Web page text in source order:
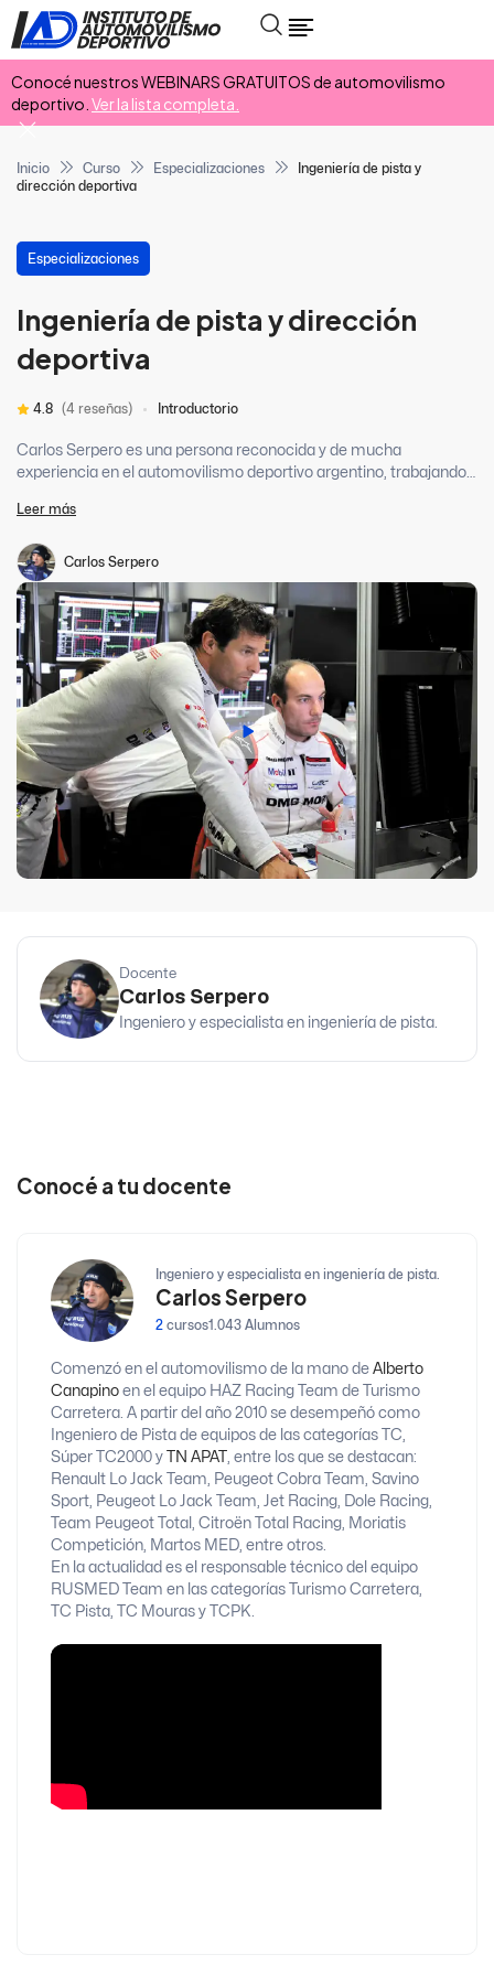
Conocé nuestros WEBINARS GRATUITOS de automovilismo
deportivo. Ver la lista completa.
Inicio Curso Especializaciones
Ingeniería de pista y
dirección deportiva
Especializaciones
Ingeniería de pista y dirección
deportiva
4.8 (4 reseñas) Introductorio
Carlos Serpero es una persona reconocida y de mucha
experiencia en el automovilismo deportivo argentino, trabajando
desempeñándose en el área de ingeniería de pista. Carlos
abordan temáticas referidas a la ingeniería de pista, un área cada
vez más requerida en el automovilismo zonal, nacional e
internacional. Este curso abarca todos los temas necesarios para
que un profesional pueda desempeñarse como ingeniero de pista
en un equipo de competición, desde la preparación de semana
previa a carrera, hasta la competencia final del Domingo.
Leer más
Carlos Serpero
Docente
Carlos Serpero
Ingeniero y especialista en ingeniería de pista.
Conocé a tu docente
Ingeniero y especialista en ingeniería de pista.
Carlos Serpero
2 cursos1.043 Alumnos
Comenzó en el automovilismo de la mano de Alberto
Canapino en el equipo HAZ Racing Team de Turismo
Carretera. A partir del año 2010 se desempeñó como
Ingeniero de Pista de equipos de las categorías TC,
Súper TC2000 y
TN APAT
, entre los que se destacan:
Renault Lo Jack Team, Peugeot Cobra Team, Savino
Sport, Peugeot Lo Jack Team, Jet Racing, Dole Racing,
Team Peugeot Total, Citroën Total Racing, Moriatis
Competición, Martos MED, entre otros.
En la actualidad es el responsable técnico del equipo
RUSMED Team en las categorías Turismo Carretera,
TC Pista, TC Mouras y TCPK.